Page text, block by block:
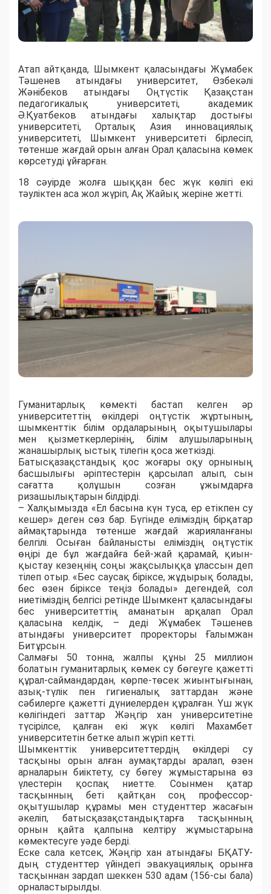
Атап айтқанда, Шымкент қаласындағы Жұмабек
Тәшенев атындағы университет, Өзбекәлі
Жәнібеков атындағы Оңтүстік Қазақстан
педагогикалық университеті, академик
Ә.Қуатбеков атындағы халықтар достығы
университеті, Орталық Азия инновациялық
университеті, Шымкент университеті бірлесіп,
төтенше жағдай орын алған Орал қаласына көмек
көрсетуді ұйғарған.
18 сәуірде жолға шыққан бес жүк көлігі екі
тәуліктен аса жол жүріп, Ақ Жайық жеріне жетті.
Гуманитарлық көмекті бастап келген әр
университеттің өкілдері оңтүстік жұртының,
шымкенттік білім ордаларының оқытушылары
мен қызметкерлерінің, білім алушыларының
жанашырлық ыстық тілегін қоса жеткізді.
Батысқазақстандық қос жоғары оқу орнының
басшылығы әріптестерін қарсылап алып, сын
сағатта қолұшын созған ұжымдарға
ризашылықтарын білдірді.
– Халқымызда «Ел басына күн туса, ер етікпен су
кешер» деген сөз бар. Бүгінде еліміздің бірқатар
аймақтарында төтенше жағдай жарияланғаны
белгілі. Осыған байланысты еліміздің оңтүстік
өңірі де бұл жағдайға бей-жай қарамай, қиын-
қыстау кезеңнің соңы жақсылыққа ұлассын деп
тілеп отыр. «Бес саусақ біріксе, жұдырық болады,
бес өзен біріксе теңіз болады» дегендей, сол
ниетіміздің белгісі ретінде Шымкент қаласындағы
бес университеттің аманатын арқалап Орал
қаласына келдік, – деді Жұмабек Тәшенев
атындағы университет проректоры Ғалымжан
Битұрсын.
Салмағы 50 тонна, жалпы құны 25 миллион
болатын гуманитарлық көмек су бөгеуге қажетті
құрал-саймандардан, көрпе-төсек жиынтығынан,
азық-түлік пен гигиеналық заттардан және
сәбилерге қажетті дүниелерден құралған. Үш жүк
көлігіндегі заттар Жәңгір хан университетіне
түсірілсе, қалған екі жүк көлігі Махамбет
университетін бетке алып жүріп кетті.
Шымкенттік университеттердің өкілдері су
тасқыны орын алған аумақтарды аралап, өзен
арналарын биіктету, су бөгеу жұмыстарына өз
үлестерін қоспақ ниетте. Соынмен қатар
тасқынның беті қайтқан соң профессор-
оқытушылар құрамы мен студенттер жасағын
әкеліп, батысқазақстандықтарға тасқынның
орнын қайта қалпына келтіру жұмыстарына
көмектесуге уәде берді.
Еске сала кетсек, Жәңгір хан атындағы БҚАТУ-
дың студенттер үйіндегі эвакуациялық орынға
тасқыннан зардап шеккен 530 адам (156-сы бала)
орналастырылды.